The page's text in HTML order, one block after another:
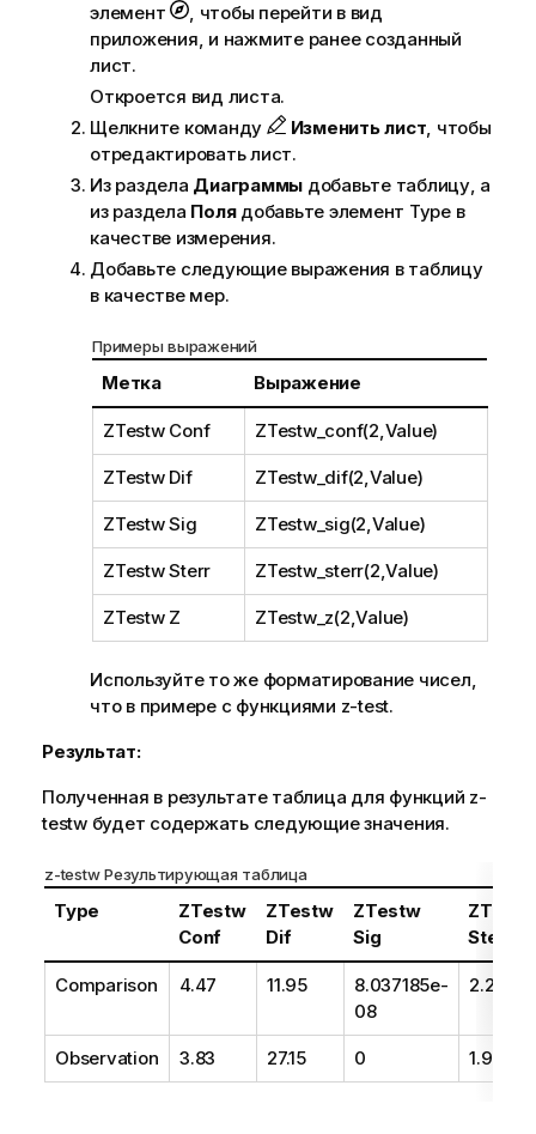
элемент
, чтобы перейти в вид
приложения, и нажмите ранее созданный
лист.
Откроется вид листа.
Щелкните команду
Изменить лист, чтобы
отредактировать лист.
Из раздела Диаграммы добавьте таблицу, а
из раздела Полядобавьте элемент Typeв
качестве измерения.
Добавьте следующие выражения в таблицу
в качестве мер.
Примеры выражений
Метка Выражение
ZTestw Conf ZTestw_conf(2,Value)
ZTestw Dif ZTestw_dif(2,Value)
ZTestw Sig ZTestw_sig(2,Value)
ZTestw Sterr ZTestw_sterr(2,Value)
ZTestw Z ZTestw_z(2,Value)
Используйте то же форматирование чисел,
что в примере с функциями z-test.
Результат:
Полученная в результате таблица для функций z-
testwбудет содержать следующие значения.
z-testwРезультирующая таблица
Type
ZTestw
Conf
ZTestw
Dif
ZTestw
Sig
ZTestw
Sterr
Comparison 4.47 11.95
8.037185e-
08
2.28
Observation 3.83 27.15 0 1.95